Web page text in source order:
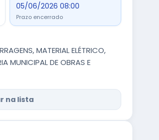
05/06/2026 08:00
Prazo encerrado
MATERIAL ELÉTRICO,
MUNICIPAL DE OBRAS E
na lista